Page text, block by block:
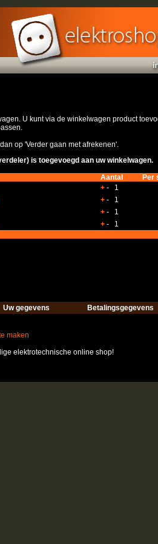
U kunt via de winkelwagen product
op 'Verder gaan met afrekenen'.
is toegevoegd aan uw winkelwagen.
Aantal Per
+- 1
+- 1
+- 1
+- 1
Uw gegevens Betalingsgegevens
maken
elektrotechnische online shop!